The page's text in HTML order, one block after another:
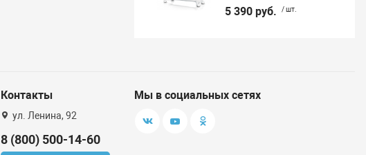
5 390 руб. / шт.
Контакты
ул. Ленина, 92
8 (800) 500-14-60
Мы в социальных сетях